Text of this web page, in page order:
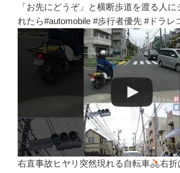
「お先にどうぞ」と横断歩道を渡る人に
れたら#automobile #歩行者優先 #ドラレ
右直事故ヒヤリ突然現れる自転車
右折